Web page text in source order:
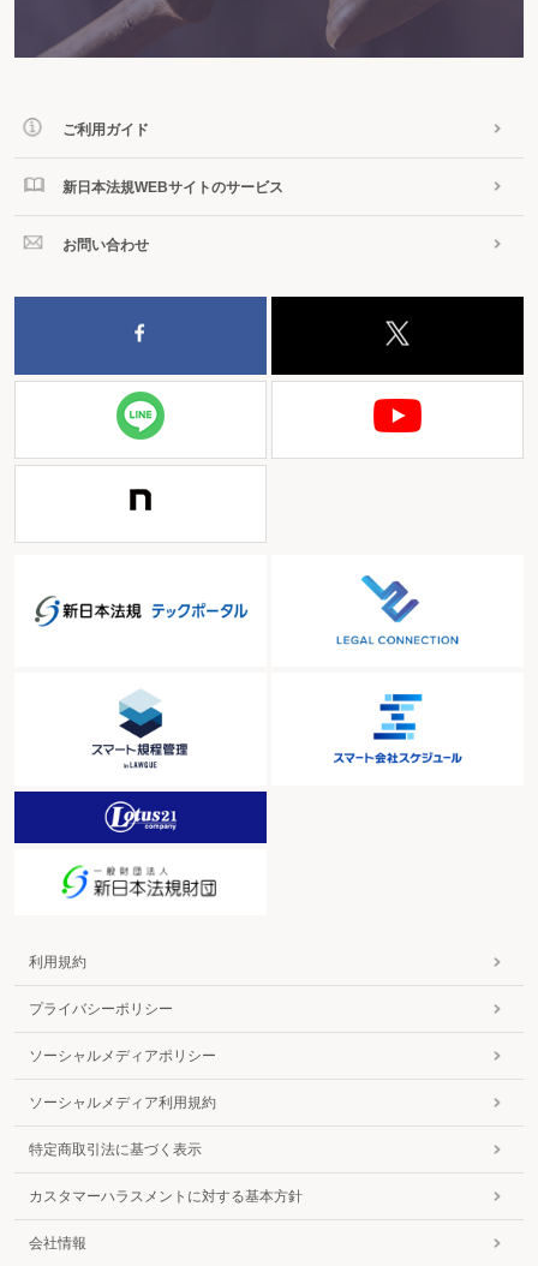
ご利用ガイド
新日本法規WEBサイトのサービス
お問い合わせ
利用規約
プライバシーポリシー
ソーシャルメディアポリシー
ソーシャルメディア利用規約
特定商取引法に基づく表示
カスタマーハラスメントに対する基本方針
会社情報